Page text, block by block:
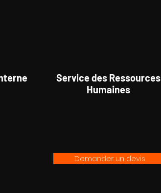
Service des Ressources
Humaines
Demander un devis